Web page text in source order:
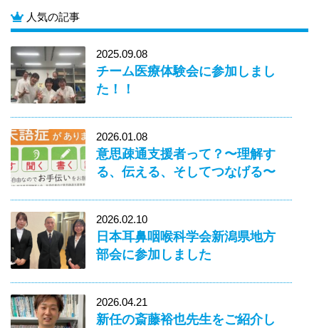
人気の記事
2025.09.08
チーム医療体験会に参加しまし
た！！
2026.01.08
意思疎通支援者って？〜理解す
る、伝える、そしてつなげる〜
2026.02.10
日本耳鼻咽喉科学会新潟県地方
部会に参加しました
2026.04.21
新任の斎藤裕也先生をご紹介し